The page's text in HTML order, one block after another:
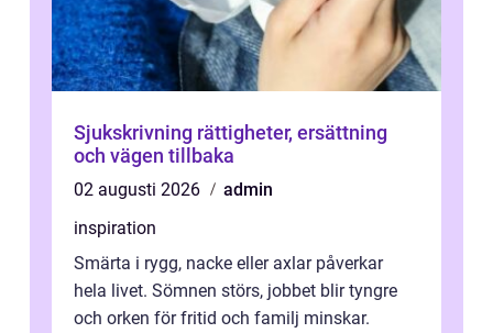
Sjukskrivning rättigheter, ersättning
och vägen tillbaka
02 augusti 2026
admin
inspiration
Smärta i rygg, nacke eller axlar påverkar
hela livet. Sömnen störs, jobbet blir tyngre
och orken för fritid och familj minskar.